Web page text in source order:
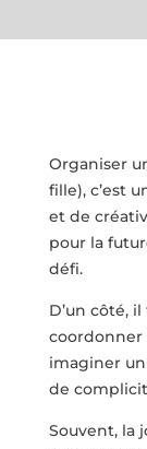
Organiser
fille), c’est
et de
pour la
défi.
D’un côté,
coordonner
imaginer
de
Souvent, la